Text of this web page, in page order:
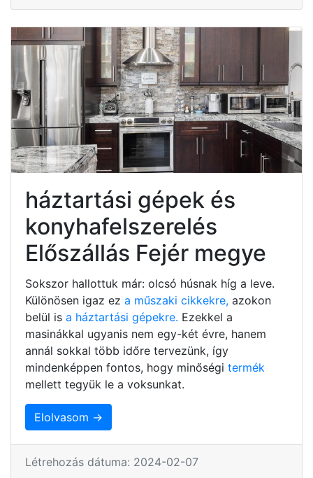
háztartási gépek és
konyhafelszerelés
Előszállás Fejér megye
Sokszor hallottuk már: olcsó húsnak híg a leve.
Különösen igaz ez a műszaki cikkekre, azokon
belül is a háztartási gépekre. Ezekkel a
masinákkal ugyanis nem egy-két évre, hanem
annál sokkal több időre tervezünk, így
mindenképpen fontos, hogy minőségi termék
mellett tegyük le a voksunkat.
Elolvasom →
Létrehozás dátuma: 2024-02-07